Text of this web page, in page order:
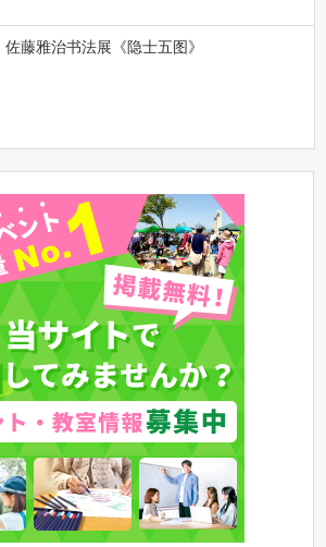
佐藤雅治书法展《隐士五图》